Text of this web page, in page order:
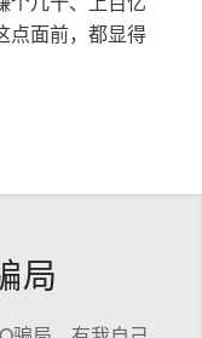
点面前，都显得
局